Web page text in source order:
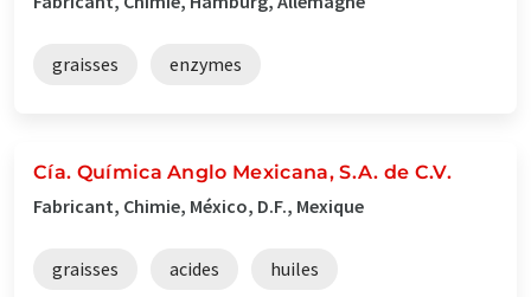
graisses enzymes
Cía. Química Anglo Mexicana, S.A. de C.V.
Fabricant, Chimie, México, D.F., Mexique
graisses acides huiles